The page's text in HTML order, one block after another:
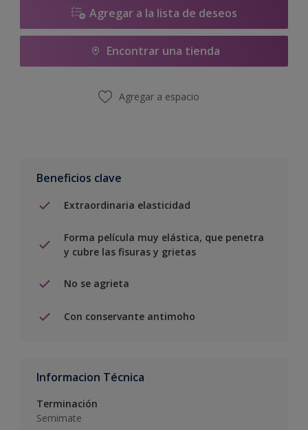
Agregar a la lista de deseos
Encontrar una tienda
Agregar a espacio
Beneficios clave
Extraordinaria elasticidad
Forma película muy elástica, que penetra
y cubre las fisuras y grietas
No se agrieta
Con conservante antimoho
Informacion Técnica
Terminación
Semimate